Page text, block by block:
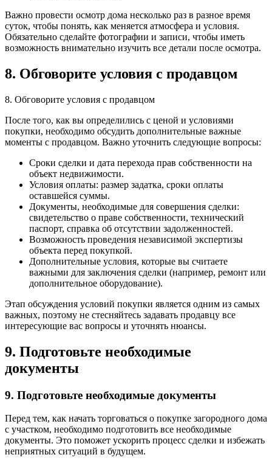
Важно провести осмотр дома несколько раз в разное время
суток, чтобы понять, как меняется атмосфера и условия.
Обязательно сделайте фотографии и записи, чтобы иметь
возможность внимательно изучить все детали после осмотра.
8. Обговорите условия с продавцом
8. Обговорите условия с продавцом
После того, как вы определились с ценой и условиями
покупки, необходимо обсудить дополнительные важные
моменты с продавцом. Важно уточнить следующие вопросы:
Сроки сделки и дата перехода прав собственности на
объект недвижимости.
Условия оплаты: размер задатка, сроки оплаты
оставшейся суммы.
Документы, необходимые для совершения сделки:
свидетельство о праве собственности, технический
паспорт, справка об отсутствии задолженностей.
Возможность проведения независимой экспертизы
объекта перед покупкой.
Дополнительные условия, которые вы считаете
важными для заключения сделки (например, ремонт или
дополнительное оборудование).
Этап обсуждения условий покупки является одним из самых
важных, поэтому не стесняйтесь задавать продавцу все
интересующие вас вопросы и уточнять нюансы.
9. Подготовьте необходимые
документы
9. Подготовьте необходимые документы
Перед тем, как начать торговаться о покупке загородного дома
с участком, необходимо подготовить все необходимые
документы. Это поможет ускорить процесс сделки и избежать
неприятных ситуаций в будущем.